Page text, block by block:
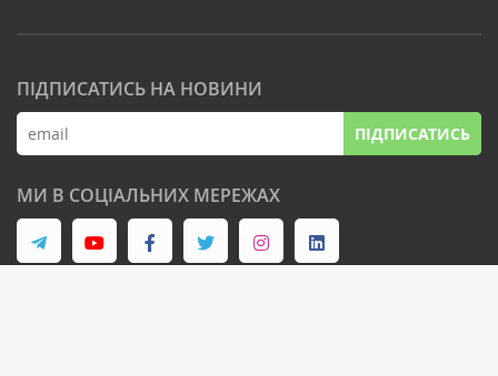
ПІДПИСАТИСЬ НА НОВИНИ
ПІДПИСАТИСЬ
МИ В СОЦІАЛЬНИХ МЕРЕЖАХ